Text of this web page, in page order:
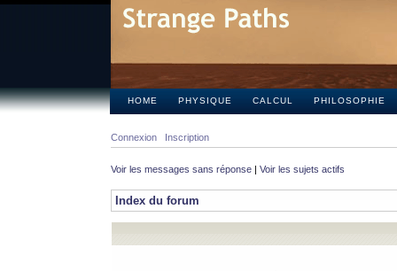
HOME PHYSIQUE CALCUL PHILOSOPHIE
Connexion Inscription
Voir les messages sans réponse | Voir les sujets actifs
Index du forum